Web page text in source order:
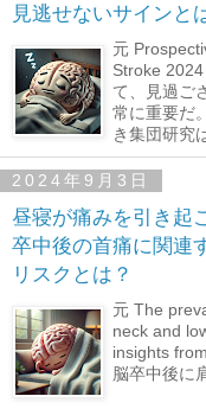
見逃せないサインと
元
Stroke
て、見過ご
常に重要だ
き集団研究
2024年9月3日
昼寝が痛みを引き起
卒中後の首痛に関連
リスクとは？
元 The
neck and
insights
脳卒中後に